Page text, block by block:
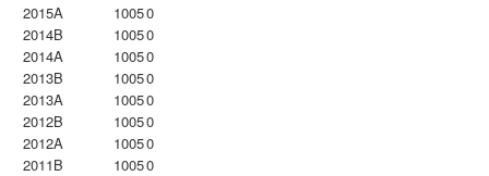
2015A
10050
2014B
10050
2014A
10050
2013B
10050
2013A
10050
2012B
10050
2012A
10050
2011B
10050